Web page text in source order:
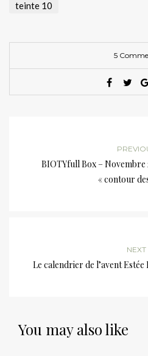
teinte 10
5
BIOTYfull Box – Novembre
« contour
NEXT
Le calendrier de l’avent
You may also like